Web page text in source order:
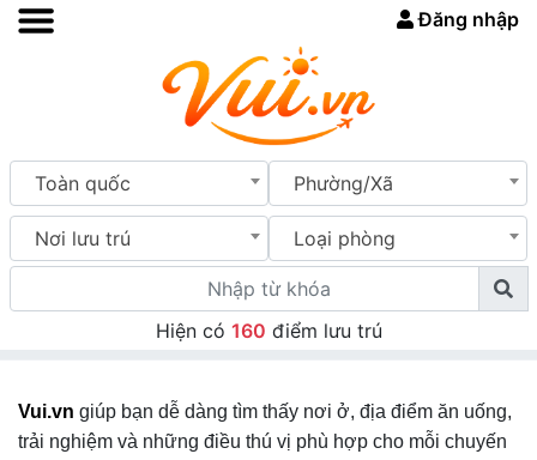
Đăng nhập
Toàn quốc Phường/Xã
Nơi lưu trú Loại phòng
Hiện có 160 điểm lưu trú
Vui.vn giúp bạn dễ dàng tìm thấy nơi ở, địa điểm ăn uống,
trải nghiệm và những điều thú vị phù hợp cho mỗi chuyến